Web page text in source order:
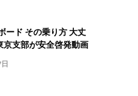
ード その乗り方 大丈
支部が安全啓発動画